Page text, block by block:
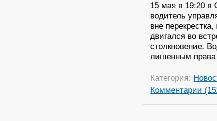
15 мая в 19:20 в
водитель
вне
двигался во
столкновение.
лишенным права
Категория:
Комментарии